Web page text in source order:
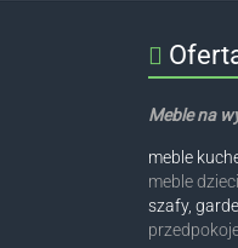
Meble na
meble
meble
szafy,